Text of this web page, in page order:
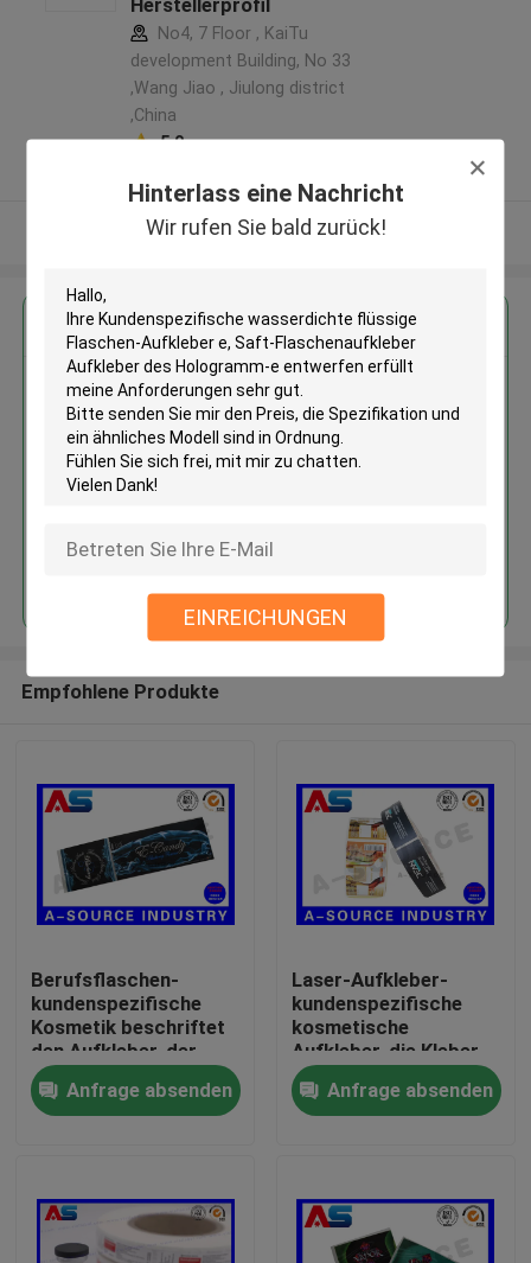
Hinterlass eine Nachricht
Wir rufen Sie bald zurück!
EINREICHUNGEN
Haus
Über uns
Herstellerprofil
No4, 7 Floor , KaiTu
development Building, No 33
,Wang Jiao , Jiulong district
,China
5.0
Sehen Sie mehr an
Erhalten Sie den besten Preis für
Kundenspezifische
wasserdichte flüssige Flaschen-
Aufkleber e, Saft-
Flaschenaufkleber Aufkleber
Empfohlene Produkte
Berufsflaschen-
kundenspezifische
Kosmetik beschriftet
den Aufkleber, der
silberne Folie für
Schönheits-
Glasflaschen-
Anfrage absenden
Laser-Aufkleber-
kundenspezifische
kosmetische
Aufkleber, die Kleber
kundengebundene
Rollenaufkleber für
kosmetische Platic-
Anfrage absenden